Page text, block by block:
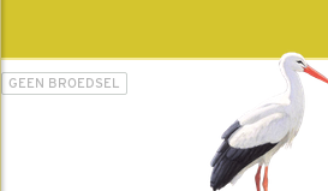
GEEN BROEDSEL